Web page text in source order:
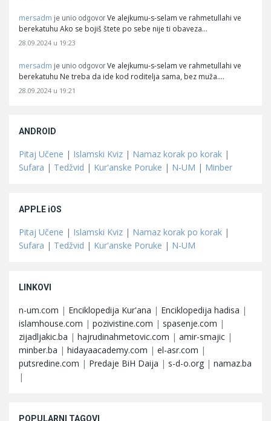
mersadm je unio odgovor Ve alejkumu-s-selam ve rahmetullahi ve
berekatuhu Ako se bojiš štete po sebe nije ti obaveza…
28.09.2024 u 19:23
mersadm je unio odgovor Ve alejkumu-s-selam ve rahmetullahi ve
berekatuhu Ne treba da ide kod roditelja sama, bez muža.…
28.09.2024 u 19:21
ANDROID
Pitaj Učene | Islamski Kviz | Namaz korak po korak |
Sufara | Tedžvid | Kur'anske Poruke | N-UM | Minber
APPLE iOS
Pitaj Učene | Islamski Kviz | Namaz korak po korak |
Sufara | Tedžvid | Kur'anske Poruke | N-UM
LINKOVI
n-um.com | Enciklopedija Kur'ana | Enciklopedija hadisa |
islamhouse.com | pozivistine.com | spasenje.com |
zijadljakic.ba | hajrudinahmetovic.com | amir-smajic |
minber.ba | hidayaacademy.com | el-asr.com |
putsredine.com | Predaje BiH Daija | s-d-o.org | namaz.ba
|
POPULARNI TAGOVI